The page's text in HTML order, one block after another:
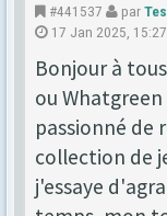
#441537 par
17 Jan 2025, 15:27
Bonjour à
ou Whatgreen
passionné de
collection de
j'essaye